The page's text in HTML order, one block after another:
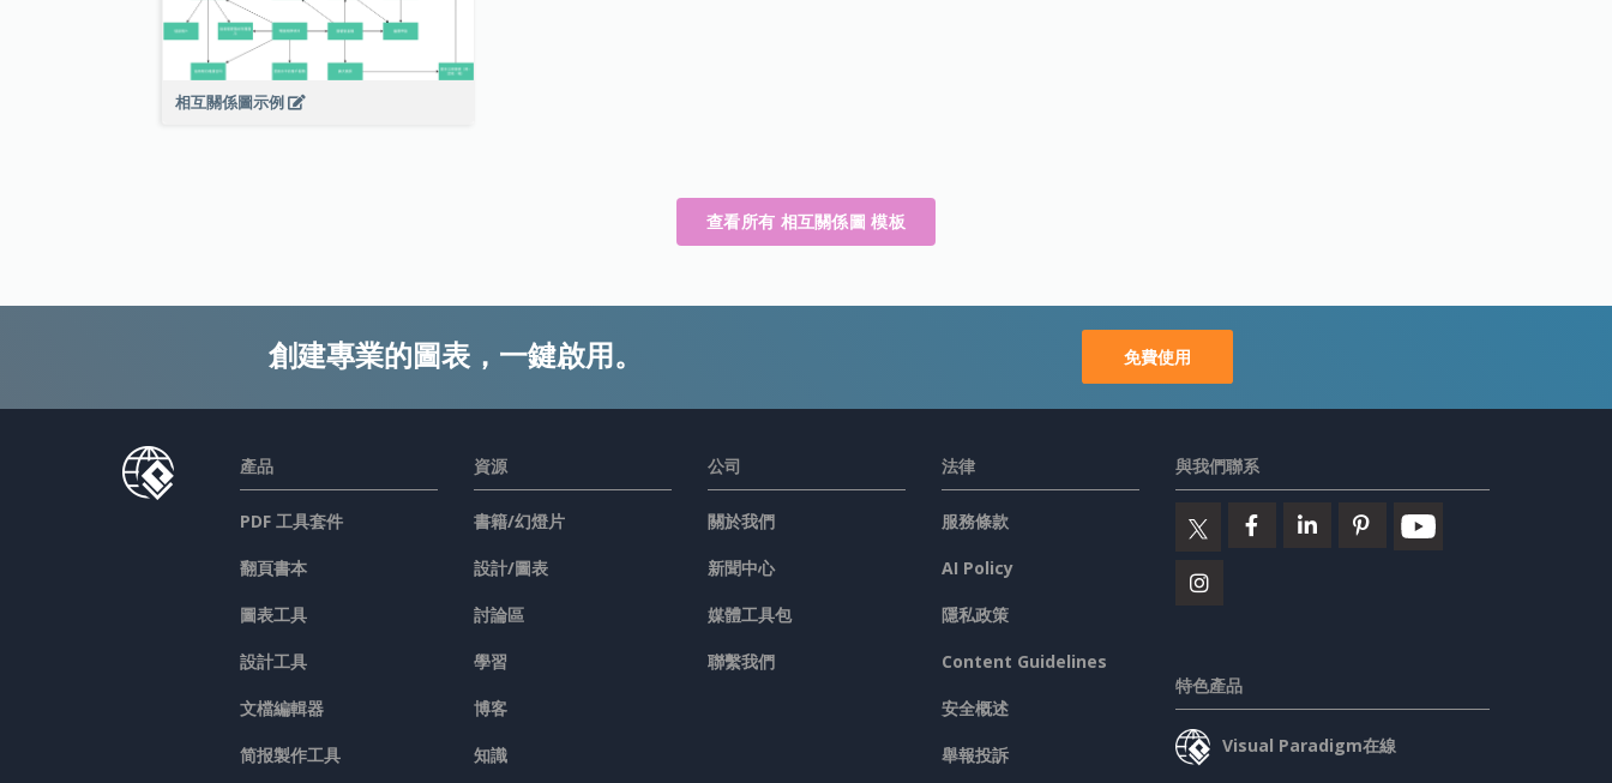
相互關係圖示例
查看所有 相互關係圖 模板
創建專業的圖表，一鍵啟用。 免費使用
產品
PDF 工具套件
翻頁書本
圖表工具
設計工具
文檔編輯器
简报製作工具
資源
書籍/幻燈片
設計/圖表
討論區
學習
博客
知識
公司
關於我們
新聞中心
媒體工具包
聯繫我們
法律
服務條款
AI Policy
隱私政策
Content Guidelines
安全概述
舉報投訴
與我們聯系
特色產品
Visual Paradigm在線